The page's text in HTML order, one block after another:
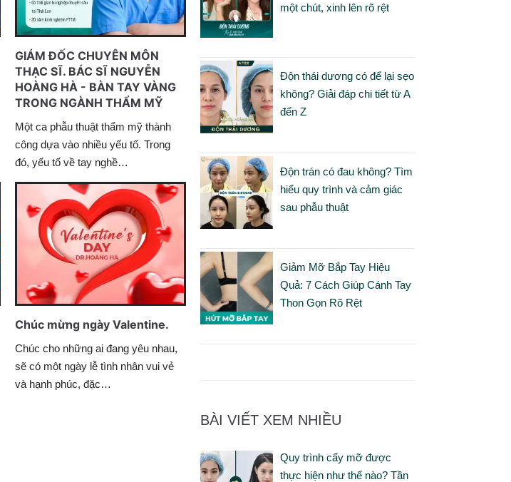
GIÁM ĐỐC CHUYÊN MÔN
THẠC SĨ. BÁC SĨ NGUYỄN
HOÀNG HÀ - BÀN TAY VÀNG
TRONG NGÀNH THẨM MỸ
Một ca phẫu thuật thẩm mỹ thành
công dựa vào nhiều yếu tố. Trong
đó, yếu tố về tay nghề…
Chúc mừng ngày Valentine.
Chúc cho những ai đang yêu nhau,
sẽ có một ngày lễ tình nhân vui vẻ
và hạnh phúc, đặc…
một chút, xinh lên rõ rệt
Độn thái dương có để lại sẹo
không? Giải đáp chi tiết từ A
đến Z
Độn trán có đau không? Tìm
hiểu quy trình và cảm giác
sau phẫu thuật
Giảm Mỡ Bắp Tay Hiệu
Quả: 7 Cách Giúp Cánh Tay
Thon Gọn Rõ Rệt
BÀI VIẾT XEM NHIỀU
Quy trình cấy mỡ được
thực hiện như thế nào? Tần